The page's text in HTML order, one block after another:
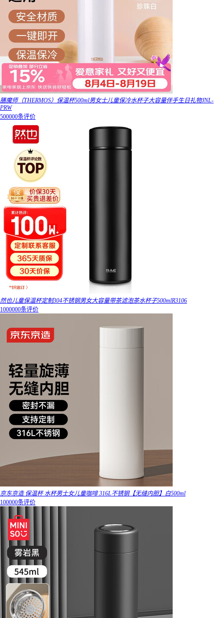
膳魔师（THERMOS）保温杯500ml男女士儿童保冷水杯子大容量伴手生日礼物JNL-
PRW
500000条评价
然也儿童保温杯定制304不锈钢男女大容量带茶滤泡茶水杯子500mlR3106
1000000条评价
京东京造 保温杯 水杯男士女儿童咖啡 316L不锈钢【无缝内胆】白500ml
100000条评价